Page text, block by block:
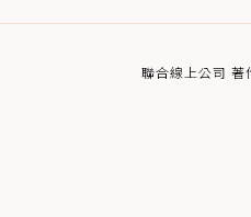
聯合線上公司